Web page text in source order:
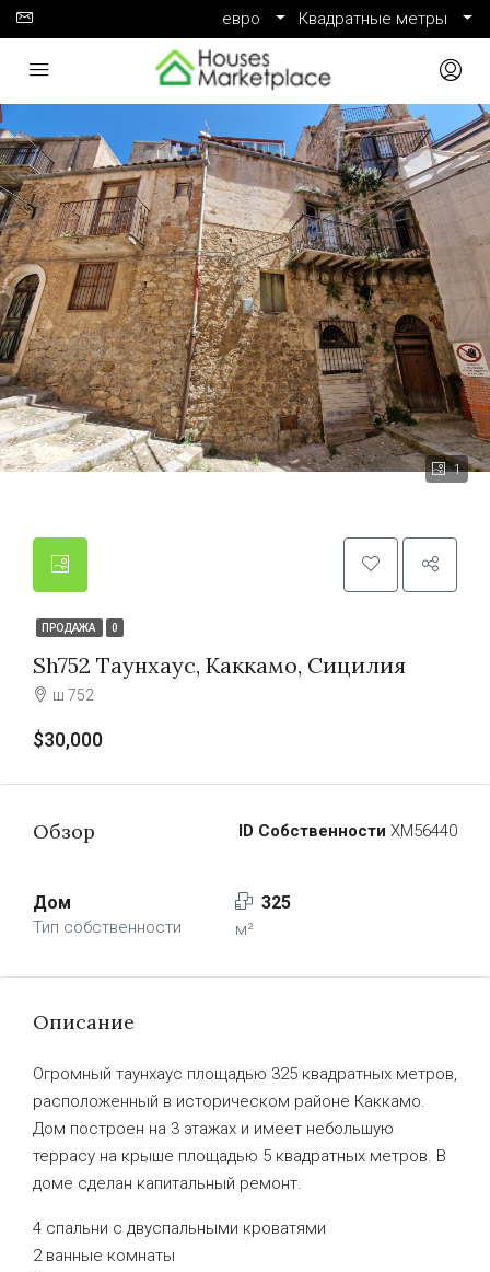
евро Квадратные метры
1
ПРОДАЖА 0
Sh752 Таунхаус, Каккамо, Сицилия
ш 752
$30,000
Обзор ID Собственности ХМ56440
Дом
Тип собственности
325
м²
Описание
Огромный таунхаус площадью 325 квадратных метров,
расположенный в историческом районе Каккамо.
Дом построен на 3 этажах и имеет небольшую
террасу на крыше площадью 5 квадратных метров. В
доме сделан капитальный ремонт.
4 спальни с двуспальными кроватями
2 ванные комнаты